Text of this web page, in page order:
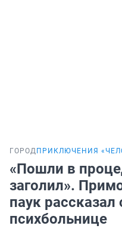
ГОРОД ПРИКЛЮЧЕНИЯ
«Пошли в
заголил».
паук рассказал
психбольнице